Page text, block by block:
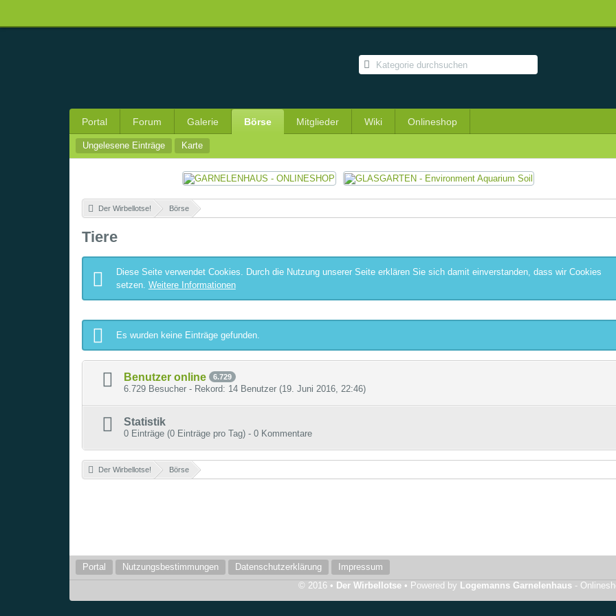
Portal Forum Galerie Börse Mitglieder Wiki Onlineshop
Ungelesene Einträge Karte
Der Wirbellotse! Börse»
Tiere
Diese Seite verwendet Cookies. Durch die Nutzung unserer Seite erklären Sie sich damit einverstanden, dass wir Cookies
setzen. Weitere Informationen
Es wurden keine Einträge gefunden.
Benutzer online 6.729
6.729 Besucher - Rekord: 14 Benutzer (19. Juni 2016, 22:46)
Statistik
0 Einträge (0 Einträge pro Tag) - 0 Kommentare
Der Wirbellotse! Börse»
Portal Nutzungsbestimmungen Datenschutzerklärung
Impressum
© 2016 • Der Wirbellotse • Powered by Logemanns Garnelenhaus -